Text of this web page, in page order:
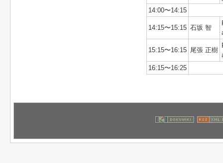
14:00〜14:15
14:15〜15:15 石坂 智
15:15〜16:15 尾張 正樹
16:15〜16:25